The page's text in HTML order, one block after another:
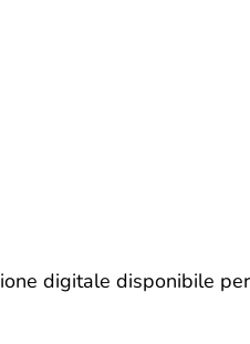
digitale disponibile